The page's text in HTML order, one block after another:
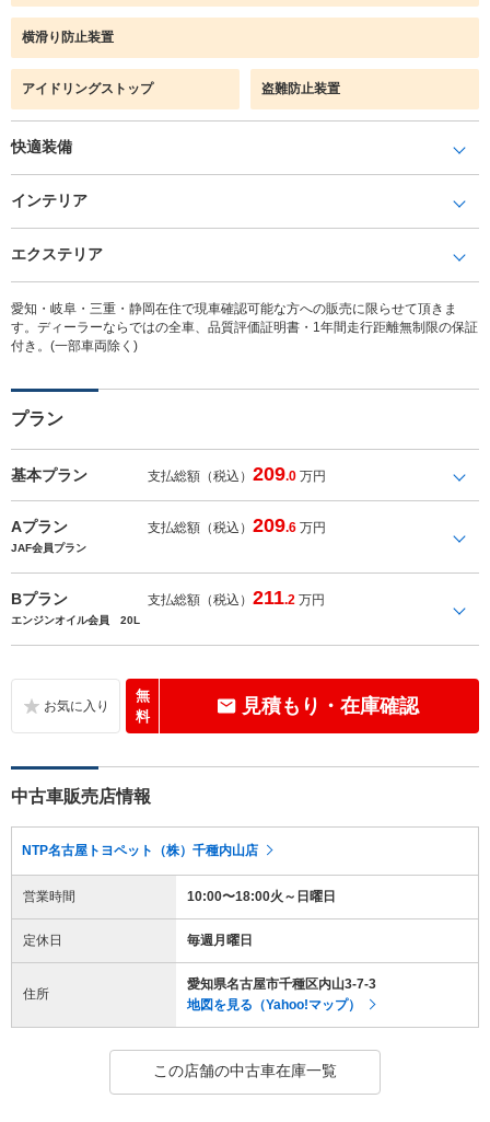
横滑り防止装置
アイドリングストップ 盗難防止装置
快適装備
インテリア
エクステリア
愛知・岐阜・三重・静岡在住で現車確認可能な方への販売に限らせて頂きま
す。ディーラーならではの全車、品質評価証明書・1年間走行距離無制限の保証
付き。(一部車両除く)
プラン
基本プラン 支払総額（税込）209.0 万円
Aプラン 支払総額（税込）209.6 万円
JAF会員プラン
Bプラン 支払総額（税込）211.2 万円
エンジンオイル会員 20L
無
料
見積もり・在庫確認
中古車販売店情報
NTP名古屋トヨペット（株）千種内山店
営業時間 10:00〜18:00火～日曜日
定休日 毎週月曜日
住所
愛知県名古屋市千種区内山3-7-3
地図を見る（Yahoo!マップ）
この店舗の中古車在庫一覧